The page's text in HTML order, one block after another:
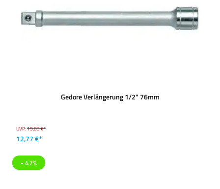
Gedore Verlängerung 1/2" 76mm
UVP:19,83 €*
12,77 €*
- 47%